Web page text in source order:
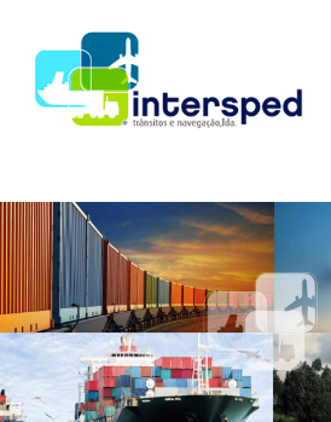
INTERSPED
SERVICES
UTILITIES
CONTACTS